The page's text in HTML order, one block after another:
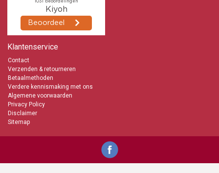
Klantenservice
Contact
Verzenden & retourneren
Betaalmethoden
Verdere kennismaking met ons
Algemene voorwaarden
Privacy Policy
Disclaimer
Sitemap